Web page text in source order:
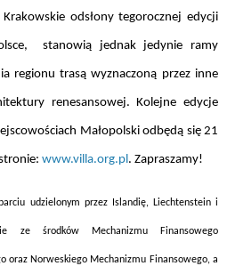
odsłony tegorocznej edycji
stanowią jednak jedynie ramy
regionu trasą wyznaczoną przez inne
renesansowej.Kolejne edycje
Małopolski odbędą się 21
www.villa.org.pl. Zapraszamy!
udzielonym przez Islandię, Liechtenstein i
ze środków Mechanizmu Finansowego
oraz Norweskiego Mechanizmu Finansowego, a